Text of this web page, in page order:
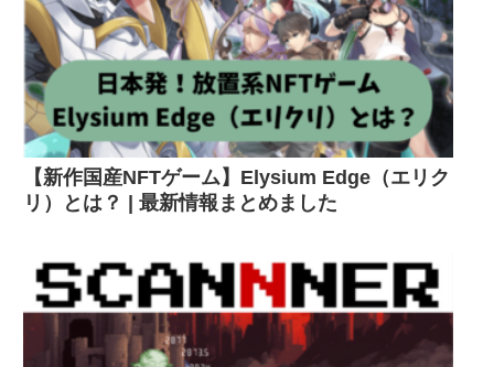
【新作国産NFTゲーム】Elysium Edge（エリク
リ）とは？ | 最新情報まとめました